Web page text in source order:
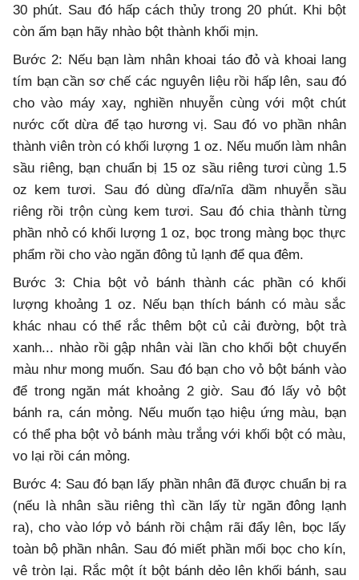
30 phút. Sau đó hấp cách thủy trong 20 phút. Khi bột
còn ấm bạn hãy nhào bột thành khối mịn.
Bước 2: Nếu bạn làm nhân khoai táo đỏ và khoai lang
tím bạn cần sơ chế các nguyên liệu rồi hấp lên, sau đó
cho vào máy xay, nghiền nhuyễn cùng với một chút
nước cốt dừa để tạo hương vị. Sau đó vo phần nhân
thành viên tròn có khối lượng 1 oz. Nếu muốn làm nhân
sầu riêng, bạn chuẩn bị 15 oz sầu riêng tươi cùng 1.5
oz kem tươi. Sau đó dùng dĩa/nĩa dầm nhuyễn sầu
riêng rồi trộn cùng kem tươi. Sau đó chia thành từng
phần nhỏ có khối lượng 1 oz, bọc trong màng bọc thực
phẩm rồi cho vào ngăn đông tủ lạnh để qua đêm.
Bước 3: Chia bột vỏ bánh thành các phần có khối
lượng khoảng 1 oz. Nếu bạn thích bánh có màu sắc
khác nhau có thể rắc thêm bột củ cải đường, bột trà
xanh... nhào rồi gập nhân vài lần cho khối bột chuyển
màu như mong muốn. Sau đó bạn cho vỏ bột bánh vào
để trong ngăn mát khoảng 2 giờ. Sau đó lấy vỏ bột
bánh ra, cán mỏng. Nếu muốn tạo hiệu ứng màu, bạn
có thể pha bột vỏ bánh màu trắng với khối bột có màu,
vo lại rồi cán mỏng.
Bước 4: Sau đó bạn lấy phần nhân đã được chuẩn bị ra
(nếu là nhân sầu riêng thì cần lấy từ ngăn đông lạnh
ra), cho vào lớp vỏ bánh rồi chậm rãi đẩy lên, bọc lấy
toàn bộ phần nhân. Sau đó miết phần mối bọc cho kín,
vê tròn lại. Rắc một ít bột bánh dẻo lên khối bánh, sau